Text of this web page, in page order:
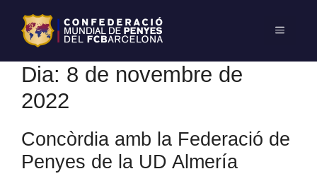
Dia: 8 de novembre de
2022
Concòrdia amb la Federació de
Penyes de la UD Almería